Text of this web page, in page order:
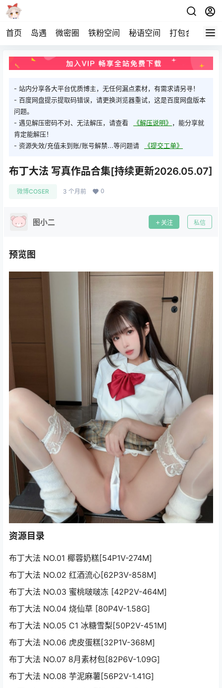
首页 岛遇 微密圈 铁粉空间 秘语空间 打包合集 关
- 站内分享各大平台优质博主，无任何漏点素材，有需求请另寻！
- 百度网盘提示提取码错误，请更换浏览器重试，这是百度网盘版本
问题。
- 遇见解压密码不对、无法解压，请查看
《解压说明》 ，能分享就
肯定能解压！
- 资源失效/充值未到账/账号解禁...等问题请
《提交工单》
布丁大法 写真作品合集[持续更新2026.05.07]
微博COSER 3 个月前 0
图小二 关注 私信
预览图
资源目录
布丁大法 NO.01 椰蓉奶糕[54P1V-274M]
布丁大法 NO.02 红酒流心[62P3V-858M]
布丁大法 NO.03 蜜桃啵啵冻 [42P2V-464M]
布丁大法 NO.04 烧仙草 [80P4V-1.58G]
布丁大法 NO.05 C1 冰糖雪梨[50P2V-451M]
布丁大法 NO.06 虎皮蛋糕[32P1V-368M]
布丁大法 NO.07 8月素材包[82P6V-1.09G]
布丁大法 NO.08 芋泥麻薯[56P2V-1.41G]